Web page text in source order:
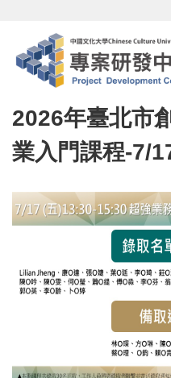
主
容
區
2026年臺北市
業入門課程-7/